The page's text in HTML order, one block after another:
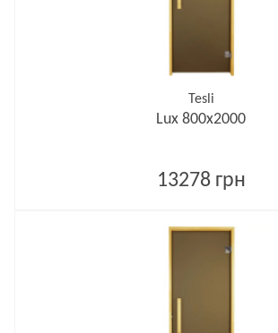
Tesli
Lux 800х2000
13278 грн